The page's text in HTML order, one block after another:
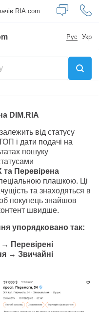
RIA.com
Рус Укр
DIM.RIA
від статусу
і дати подачі на
пошуку
Перевірена
плашкою. Ці
та знаходяться в
покупець знайшов
швидше.
упорядковано так:
→ Перевірені
→ Звичайні